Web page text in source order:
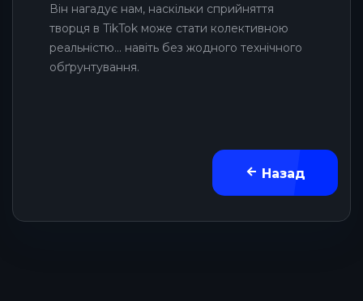
Він нагадує нам, наскільки сприйняття
творця в TikTok може стати колективною
реальністю… навіть без жодного технічного
обґрунтування.
Назад